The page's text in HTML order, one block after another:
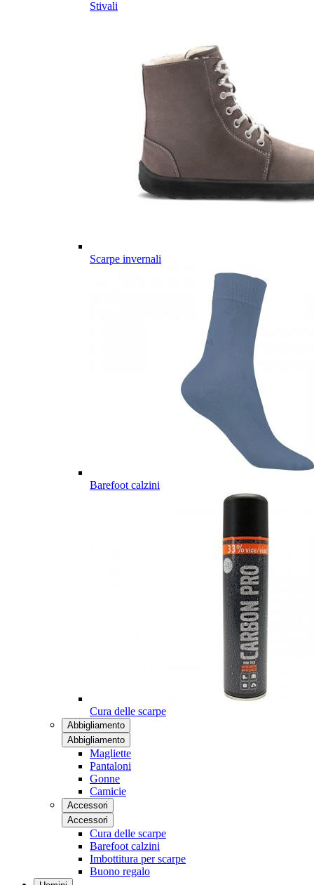
Stivali
Scarpe invernali
Barefoot calzini
Cura delle scarpe
Abbigliamento
Abbigliamento
Magliette
Pantaloni
Gonne
Camicie
Accessori
Accessori
Cura delle scarpe
Barefoot calzini
Imbottitura per scarpe
Buono regalo